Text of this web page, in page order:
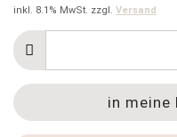
inkl. 8.1% MwSt. zzgl. Versand